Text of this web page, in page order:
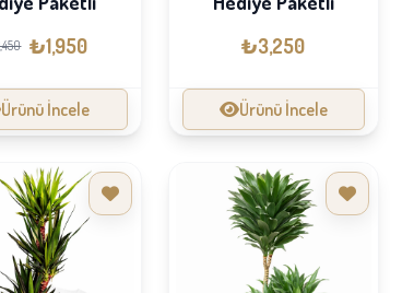
₺1,950
Ürünü İncele
₺3,250
Ürünü İncele